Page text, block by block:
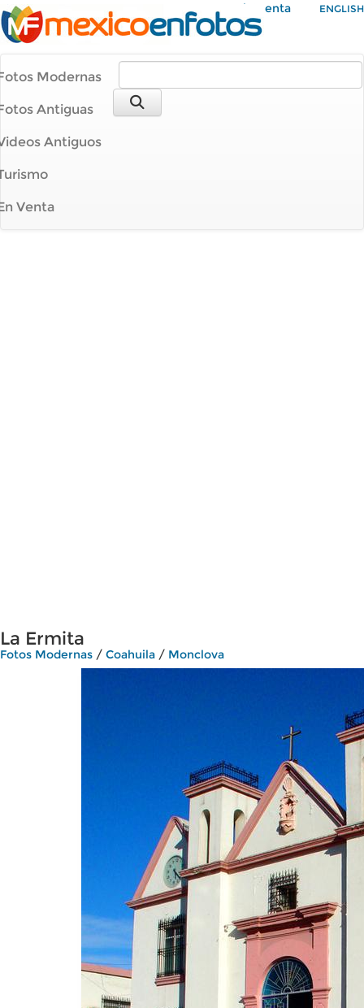
Mi Cuenta ENGLISH
Modernas
Antiguas
Antiguos
Venta
La Ermita
Fotos Modernas / Coahuila / Monclova